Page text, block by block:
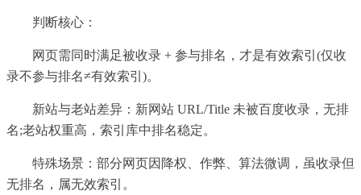
判断核心：
网页需同时满足被收录 + 参与排名，才是有效索引(仅收
录不参与排名≠有效索引)。
新站与老站差异：新网站 URL/Title 未被百度收录，无排
名;老站权重高，索引库中排名稳定。
特殊场景：部分网页因降权、作弊、算法微调，虽收录但
无排名，属无效索引。